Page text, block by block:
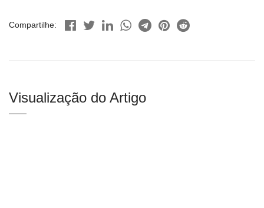
Compartilhe:
Visualização do Artigo